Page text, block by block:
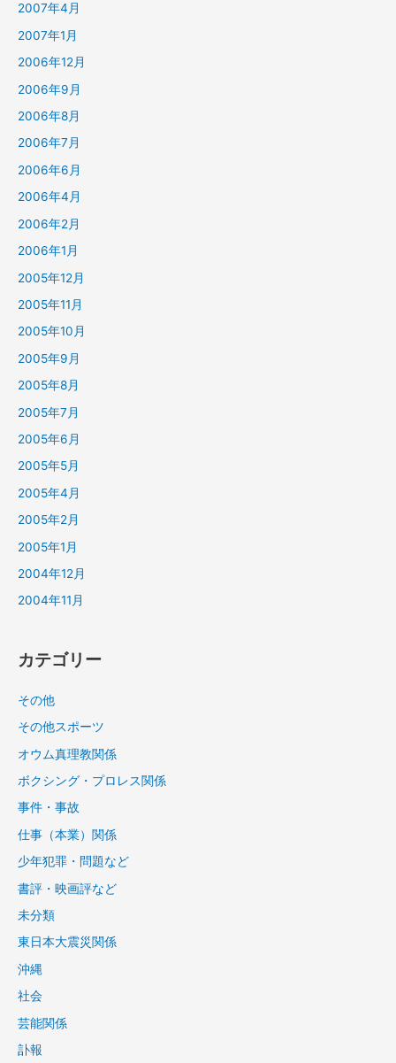
2007年4月
2007年1月
2006年12月
2006年9月
2006年8月
2006年7月
2006年6月
2006年4月
2006年2月
2006年1月
2005年12月
2005年11月
2005年10月
2005年9月
2005年8月
2005年7月
2005年6月
2005年5月
2005年4月
2005年2月
2005年1月
2004年12月
2004年11月
カテゴリー
その他
その他スポーツ
オウム真理教関係
ボクシング・プロレス関係
事件・事故
仕事（本業）関係
少年犯罪・問題など
書評・映画評など
未分類
東日本大震災関係
沖縄
社会
芸能関係
訃報